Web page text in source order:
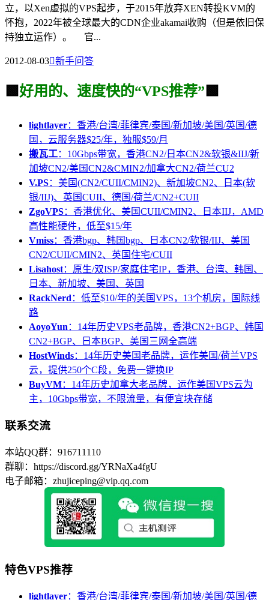
立，以Xen虚拟的VPS起步，于2015年放弃XEN转投KVM的
怀抱，2022年被全球最大的CDN企业akamai收购（但是依旧保
持独立运作）。 官...
2012-08-03新手问答
🟩 好用的、速度快的“VPS推荐” 🟩
lightlayer：香港/台湾/菲律宾/泰国/新加坡/美国/英国/德
国，云服务器$25/年，独服$59/月
搬瓦工：10Gbps带宽，香港CN2/日本CN2&软银&IIJ/新
加坡CN2/美国CN2&CMIN2/加拿大CN2/荷兰CU2
V.PS：美国(CN2/CUII/CMIN2)、新加坡CN2、日本(软
银/IIJ)、英国CUII、德国/荷兰/CN2+CUII
ZgoVPS：香港优化、美国CUII/CMIN2、日本IIJ，AMD
高性能硬件，低至$15/年
Vmiss：香港bgp、韩国bgp、日本CN2/软银/IIJ、美国
CN2/CUII/CMIN2、英国住宅/CUII
Lisahost：原生/双ISP/家庭住宅IP，香港、台湾、韩国、
日本、新加坡、美国、英国
RackNerd ：低至$10/年的美国VPS，13个机房，国际线
路
AoyoYun ：14年历史VPS老品牌，香港CN2+BGP、韩国
CN2+BGP、日本BGP、美国三网全高端
HostWinds：14年历史美国老品牌，运作美国/荷兰VPS
云，提供250个C段，免费一键换IP
BuyVM：14年历史加拿大老品牌，运作美国VPS云为
主，10Gbps带宽，不限流量，有便宜块存储
联系交流
本站QQ群：916711110
群聊：https://discord.gg/YRNaXa4fgU
电子邮箱：zhujiceping@vip.qq.com
特色VPS推荐
lightlayer：香港/台湾/菲律宾/泰国/新加坡/美国/英国/德